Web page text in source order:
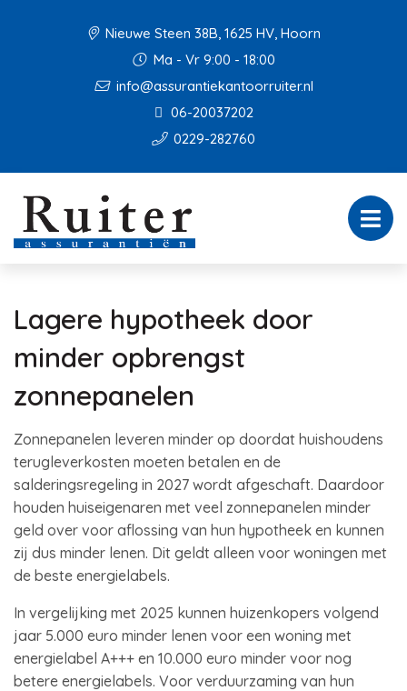
Nieuwe Steen 38B, 1625 HV, Hoorn
Ma - Vr 9:00 - 18:00
info@assurantiekantoorruiter.nl
06-20037202
0229-282760
Lagere hypotheek door
minder opbrengst
zonnepanelen
Zonnepanelen leveren minder op doordat huishoudens
terugleverkosten moeten betalen en de
salderingsregeling in 2027 wordt afgeschaft. Daardoor
houden huiseigenaren met veel zonnepanelen minder
geld over voor aflossing van hun hypotheek en kunnen
zij dus minder lenen. Dit geldt alleen voor woningen met
de beste energielabels.
In vergelijking met 2025 kunnen huizenkopers volgend
jaar 5.000 euro minder lenen voor een woning met
energielabel A+++ en 10.000 euro minder voor nog
betere energielabels. Voor verduurzaming van hun